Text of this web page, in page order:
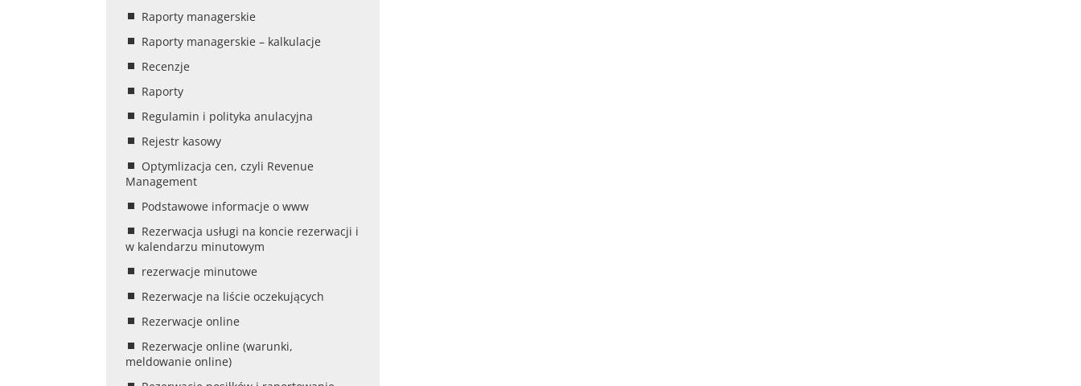
Raporty managerskie
Raporty managerskie – kalkulacje
Recenzje
Raporty
Regulamin i polityka anulacyjna
Rejestr kasowy
Optymlizacja cen, czyli Revenue
Management
Podstawowe informacje o www
Rezerwacja usługi na koncie rezerwacji i
w kalendarzu minutowym
rezerwacje minutowe
Rezerwacje na liście oczekujących
Rezerwacje online
Rezerwacje online (warunki,
meldowanie online)